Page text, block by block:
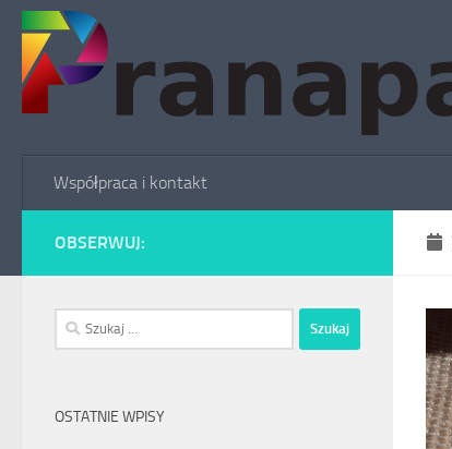
Skip to content
Współpraca i kontakt
OBSERWUJ:
Szukaj:
OSTATNIE WPISY